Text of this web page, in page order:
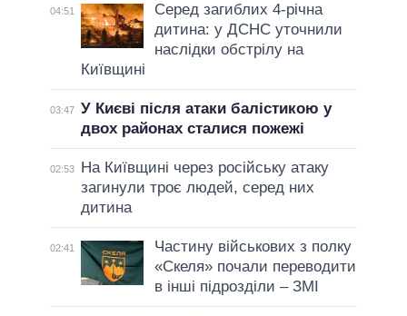
04:51
Серед загиблих 4-річна
дитина: у ДСНС уточнили
наслідки обстрілу на
Київщині
03:47 У Києві після атаки балістикою у
двох районах сталися пожежі
02:53
На Київщині через російську атаку
загинули троє людей, серед них
дитина
02:41
Частину військових з полку
«Скеля» почали переводити
в інші підрозділи – ЗМІ